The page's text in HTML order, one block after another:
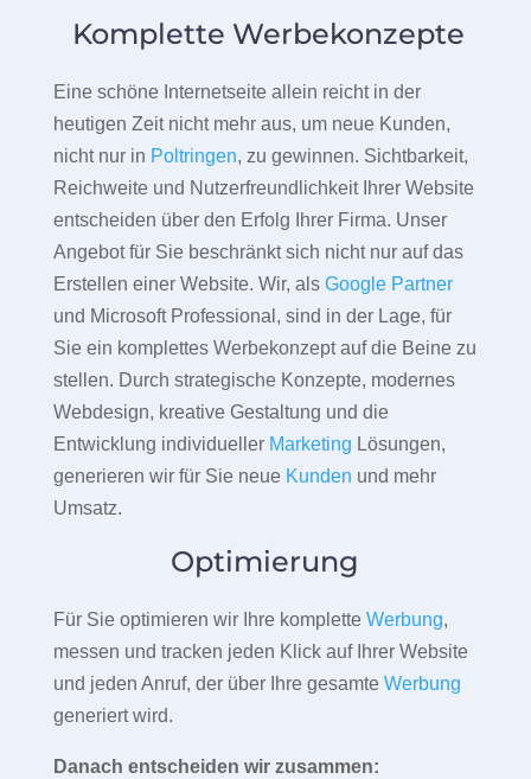
Komplette Werbekonzepte
Eine schöne Internetseite allein reicht in der
heutigen Zeit nicht mehr aus, um neue Kunden,
nicht nur in Poltringen, zu gewinnen. Sichtbarkeit,
Reichweite und Nutzerfreundlichkeit Ihrer Website
entscheiden über den Erfolg Ihrer Firma. Unser
Angebot für Sie beschränkt sich nicht nur auf das
Erstellen einer Website. Wir, als Google Partner
und Microsoft Professional, sind in der Lage, für
Sie ein komplettes Werbekonzept auf die Beine zu
stellen. Durch strategische Konzepte, modernes
Webdesign, kreative Gestaltung und die
Entwicklung individueller Marketing Lösungen,
generieren wir für Sie neue Kunden und mehr
Umsatz.
Optimierung
Für Sie optimieren wir Ihre komplette Werbung,
messen und tracken jeden Klick auf Ihrer Website
und jeden Anruf, der über Ihre gesamte Werbung
generiert wird.
Danach entscheiden wir zusammen: